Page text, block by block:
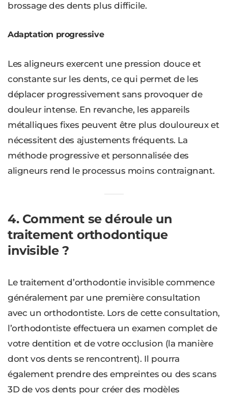
brossage des dents plus difficile.
Adaptation progressive
Les aligneurs exercent une pression douce et
constante sur les dents, ce qui permet de les
déplacer progressivement sans provoquer de
douleur intense. En revanche, les appareils
métalliques fixes peuvent être plus douloureux et
nécessitent des ajustements fréquents. La
méthode progressive et personnalisée des
aligneurs rend le processus moins contraignant.
4. Comment se déroule un
traitement orthodontique
invisible ?
Le traitement d’orthodontie invisible commence
généralement par une première consultation
avec un orthodontiste. Lors de cette consultation,
l’orthodontiste effectuera un examen complet de
votre dentition et de votre occlusion (la manière
dont vos dents se rencontrent). Il pourra
également prendre des empreintes ou des scans
3D de vos dents pour créer des modèles